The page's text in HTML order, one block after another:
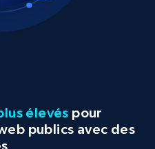
élevés pour
publics avec des